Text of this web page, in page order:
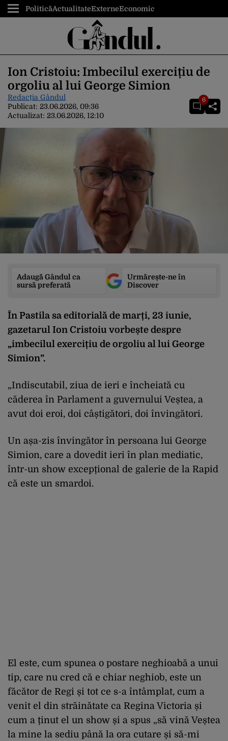
PoliticăActualitateExterneEconomic
Ion Cristoiu: Imbecilul exercițiu de
orgoliu al lui George Simion
Redacția Gândul
Publicat: 23.06.2026, 09:36
Actualizat: 23.06.2026, 12:10
6
Adaugă Gândul ca
sursă preferată
Urmărește-ne în
Discover
În Pastila sa editorială de marți, 23 iunie,
gazetarul Ion Cristoiu vorbește despre
„imbecilul exercițiu de orgoliu al lui George
Simion”.
„Indiscutabil, ziua de ieri e încheiată cu
căderea în Parlament a guvernului Veștea, a
avut doi eroi, doi câștigători, doi învingători.
Un așa-zis învingător în persoana lui George
Simion, care a dovedit ieri în plan mediatic,
într-un show excepțional de galerie de la Rapid
că este un smardoi.
El este, cum spunea o postare neghioabă a unui
tip, care nu cred că e chiar neghiob, este un
făcător de Regi și tot ce s-a întâmplat, cum a
venit el din străinătate ca Regina Victoria și
cum a ținut el un show și a spus „să vină Veștea
la mine la sediu până la ora cutare și să-mi